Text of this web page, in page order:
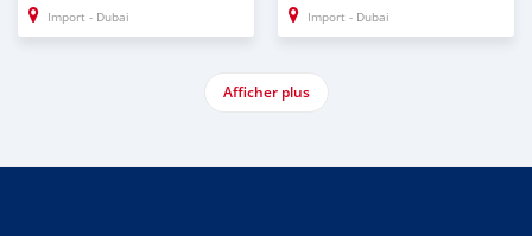
Import - Dubai Import - Dubai
Afficher plus